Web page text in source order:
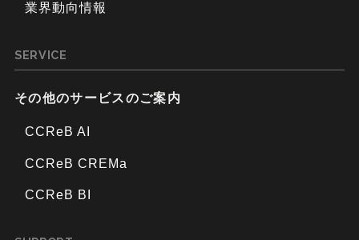
業界動向情報
SERVICE
その他のサービスのご案内
CCReB AI
CCReB CREMa
CCReB BI